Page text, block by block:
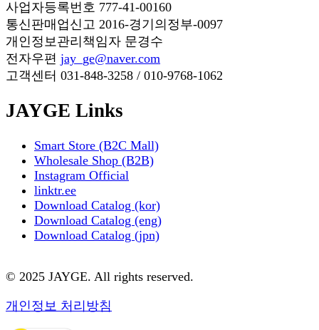
사업자등록번호 777-41-00160
통신판매업신고 2016-경기의정부-0097
개인정보관리책임자 문경수
전자우편 jay_ge@naver.com
고객센터 031-848-3258 / 010-9768-1062
JAYGE Links
Smart Store (B2C Mall)
Wholesale Shop (B2B)
Instagram Official
linktr.ee
Download Catalog (kor)
Download Catalog (eng)
Download Catalog (jpn)
© 2025 JAYGE. All rights reserved.
개인정보 처리방침